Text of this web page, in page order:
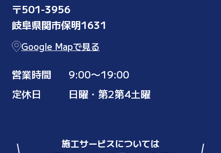
〒501-3956
岐阜県関市保明1631
Google Mapで見る
営業時間
9:00〜19:00
定休日
日曜・第2第4土曜
施工サービスについては